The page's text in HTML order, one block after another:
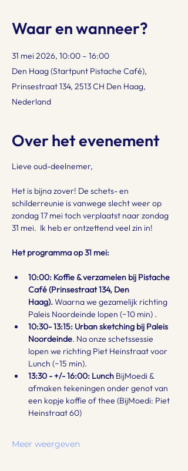
Waar en wanneer?
31 mei 2026, 10:00 – 16:00
Den Haag (Startpunt Pistache Café),
Prinsestraat 134, 2513 CH Den Haag,
Nederland
Over het evenement
Lieve oud-deelnemer,
Het is bijna zover! De schets- en
schilderreunie is vanwege slecht weer op
zondag 17 mei toch verplaatst naar zondag
31 mei.  Ik heb er ontzettend veel zin in!
Het programma op 31 mei:
10:00: Koffie & verzamelen bij Pistache
Café (Prinsestraat 134, Den
Haag). Waarna we gezamelijk richting
Paleis Noordeinde lopen (~10 min) .
10:30- 13:15: Urban sketching bij Paleis
Noordeinde. Na onze schetssessie
lopen we richting Piet Heinstraat voor
Lunch (~15 min).
13:30 - +/- 16:00: Lunch BijMoedi &
afmaken tekeningen onder genot van
een kopje koffie of thee (BijMoedi: Piet
Heinstraat 60)
Meer weergeven